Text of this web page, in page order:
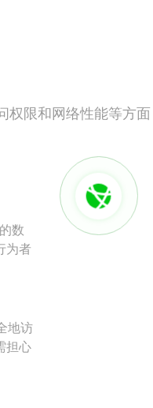
权限和网络性能等方面
数
为者
地访
担心